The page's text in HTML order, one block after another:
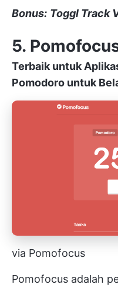
Bonus: Toggl Track
5.
Terbaik untuk
Pomodoro untuk
via Pomofocus
Pomofocus adalah